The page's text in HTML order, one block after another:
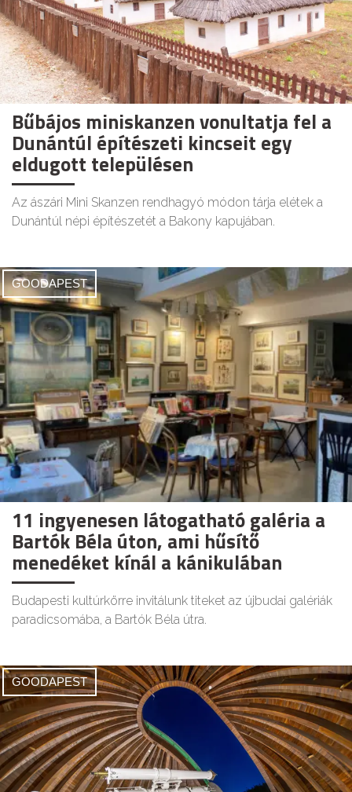
Bűbájos miniskanzen vonultatja fel a
Dunántúl építészeti kincseit egy
eldugott településen
Az ászári Mini Skanzen rendhagyó módon tárja elétek a
Dunántúl népi építészetét a Bakony kapujában.
GOODAPEST
11 ingyenesen látogatható galéria a
Bartók Béla úton, ami hűsítő
menedéket kínál a kánikulában
Budapesti kultúrkörre invitálunk titeket az újbudai galériák
paradicsomába, a Bartók Béla útra.
GOODAPEST